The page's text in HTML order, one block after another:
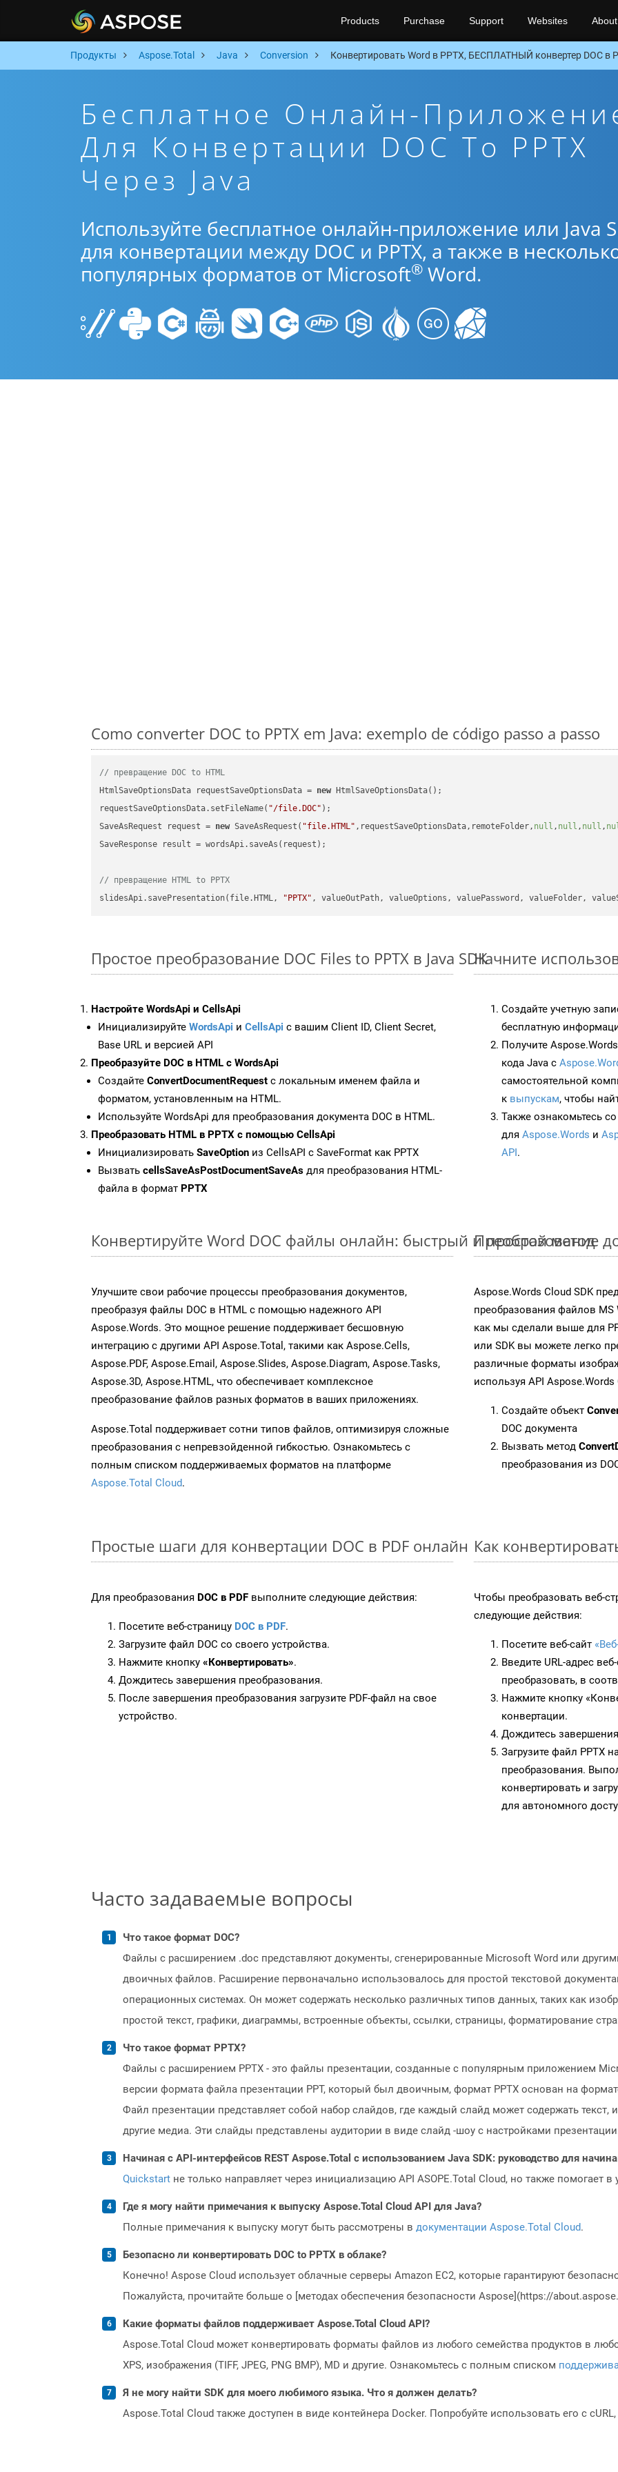
Products Purchase Support Websites About
Продукты Aspose.Total Java Conversion Конвертировать Word в PPTX, БЕСПЛАТНЫЙ конвертер DOC в
Бесплатное Онлайн-
Для Конвертации DOC To PPTX
Через Java
Используйте бесплатное онлайн-приложение или Java
для конвертации между DOC и PPTX, а также в
популярных форматов от Microsoft® Word.
Como converter DOC to PPTX em Java: exemplo de código passo a passo
// превращение DOC to HTML
HtmlSaveOptionsData requestSaveOptionsData = new HtmlSaveOptionsData();
requestSaveOptionsData.setFileName( "/file.DOC" );
SaveAsRequest request = new SaveAsRequest( "file.HTML" ,requestSaveOptionsData,remoteFolder, null , null , null ,
SaveResponse result = wordsApi.saveAs(request);
// превращение HTML to PPTX
slidesApi.savePresentation(file.HTML,
"PPTX"
Простое преобразование DOC Files to PPTX в Java SDK
Настройте WordsApi и CellsApi
Инициализируйте WordsApi и CellsApi с вашим Client ID, Client Secret,
Base URL и версией API
Преобразуйте DOC в HTML с WordsApi
Создайте ConvertDocumentRequest с локальным именем файла и
форматом, установленным на HTML.
Используйте WordsApi для преобразования документа DOC в HTML.
Преобразовать HTML в PPTX с помощью CellsApi
Инициализировать SaveOption из CellsAPI с SaveFormat как PPTX
Вызвать cellsSaveAsPostDocumentSaveAs для преобразования HTML-
файла в формат PPTX
Начните
Создайте учетную
бесплатную
Получите
кода Java с
самостоятельной
к выпускам, чтобы
Также ознакомьтесь
для Aspose.Words и
API.
Конвертируйте Word DOC файлы онлайн: быстрый и простой метод
Улучшите свои рабочие процессы преобразования документов,
преобразуя файлы DOC в HTML с помощью надежного API
Aspose.Words. Это мощное решение поддерживает бесшовную
интеграцию с другими API Aspose.Total, такими как Aspose.Cells,
Aspose.PDF, Aspose.Email, Aspose.Slides, Aspose.Diagram, Aspose.Tasks,
Aspose.3D, Aspose.HTML, что обеспечивает комплексное
преобразование файлов разных форматов в ваших приложениях.
Aspose.Total поддерживает сотни типов файлов, оптимизируя сложные
преобразования с непревзойденной гибкостью. Ознакомьтесь с
полным списком поддерживаемых форматов на платформе
Aspose.Total Cloud.
Преобразование
Aspose.Words Cloud SDK
преобразования файлов
как мы сделали выше для
или SDK вы можете легко
различные форматы
используя API Aspose.Words
Создайте объект
DOC документа
Вызвать метод
преобразования из
Простые шаги для конвертации DOC в PDF онлайн
Для преобразования DOC в PDF выполните следующие действия:
Посетите веб-страницу DOC в PDF.
Загрузите файл DOC со своего устройства.
Нажмите кнопку «Конвертировать».
Дождитесь завершения преобразования.
После завершения преобразования загрузите PDF-файл на свое
устройство.
Как
Чтобы преобразовать веб-
следующие действия:
Посетите веб-сайт
Введите URL-адрес
преобразовать, в
Нажмите кнопку
конвертации.
Дождитесь
Загрузите файл PPTX
преобразования.
конвертировать и
для автономного
Часто задаваемые вопросы
Что такое формат DOC?
Файлы с расширением .doc представляют документы, сгенерированные Microsoft Word или
двоичных файлов. Расширение первоначально использовалось для простой текстовой
операционных системах. Он может содержать несколько различных типов данных, таких как
простой текст, графики, диаграммы, встроенные объекты, ссылки, страницы, форматирование
Что такое формат PPTX?
Файлы с расширением PPTX - это файлы презентации, созданные с популярным приложением
версии формата файла презентации PPT, который был двоичным, формат PPTX основан на
Файл презентации представляет собой набор слайдов, где каждый слайд может содержать
другие медиа. Эти слайды представлены аудитории в виде слайд -шоу с настройками
Начиная с API-интерфейсов REST Aspose.Total с использованием Java SDK: руководство для
Quickstart не только направляет через инициализацию API ASOPE.Total Cloud, но также помогает
Где я могу найти примечания к выпуску Aspose.Total Cloud API для Java?
Полные примечания к выпуску могут быть рассмотрены в документации Aspose.Total Cloud.
Безопасно ли конвертировать DOC to PPTX в облаке?
Конечно! Aspose Cloud использует облачные серверы Amazon EC2, которые гарантируют
Пожалуйста, прочитайте больше о [методах обеспечения безопасности Aspose](https://
Какие форматы файлов поддерживает Aspose.Total Cloud API?
Aspose.Total Cloud может конвертировать форматы файлов из любого семейства продуктов в
XPS, изображения (TIFF, JPEG, PNG BMP), MD и другие. Ознакомьтесь с полным списком
Я не могу найти SDK для моего любимого языка. Что я должен делать?
Aspose.Total Cloud также доступен в виде контейнера Docker. Попробуйте использовать его с